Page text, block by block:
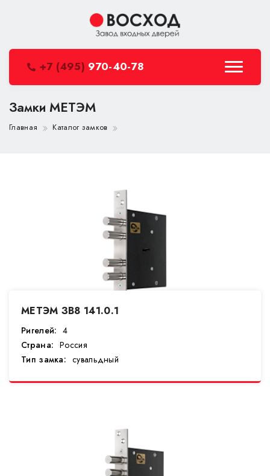
+7 (495) 970-40-78
Замки МЕТЭМ
Главная Каталог замков
МЕТЭМ ЗВ8 141.0.1
Ригелей: 4
Страна: Россия
Тип замка: сувальдный